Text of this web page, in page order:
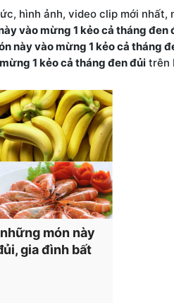
hình ảnh, video clip mới nhất,
vào mừng 1 kẻo cả tháng đen
này vào mừng 1 kẻo cả tháng
1 kẻo cả tháng đen đủi trên
món này
gia đình bất